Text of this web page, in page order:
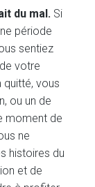
du mal. Si
période
sentiez
votre
quitté, vous
ou un de
moment de
ne
histoires du
et de